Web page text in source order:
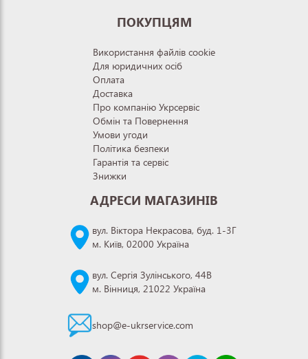
ПОКУПЦЯМ
Використання файлів cookie
Для юридичних осіб
Оплата
Доставка
Про компанію Укрсервіс
Обмін та Повернення
Умови угоди
Політика безпеки
Гарантія та сервіс
Знижки
АДРЕСИ МАГАЗИНІВ
вул. Віктора Некрасова, буд. 1-3Г
м. Київ, 02000 Україна
вул. Сергія Зулінського, 44В
м. Вінниця, 21022 Україна
shop@e-ukrservice.com